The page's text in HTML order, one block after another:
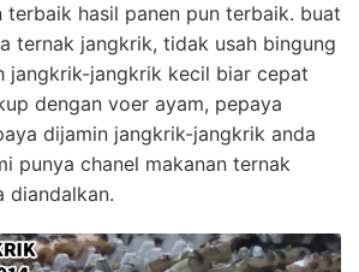
terbaik hasil panen pun terbaik. buat
ternak jangkrik, tidak usah bingung
jangkrik-jangkrik kecil biar cepat
dengan voer ayam, pepaya
dijamin jangkrik-jangkrik anda
punya chanel makanan ternak
diandalkan.